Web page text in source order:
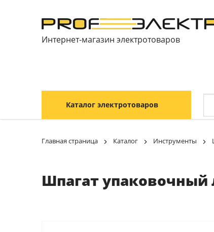
Интернет-магазин электротоваров
Каталог электротоваров
Главная страница Каталог Инструменты
Шпагат упаковочный